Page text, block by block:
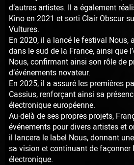
d’autres artistes. Il a également
Kino en 2021 et sorti Clair Obscur
Vultures.
En 2020, il a lancé le festival Nous,
dans le sud de la France, ainsi que
Nous, confirmant ainsi son rôle de
d’événements novateur.
En 2025, il a assuré les premières
Cassius, renforçant ainsi sa
électronique européenne.
Au-delà de ses propres projets,
événements pour divers artistes et
il lancera le label Nous, donnant
sa vision et continuant de façonner
électronique.